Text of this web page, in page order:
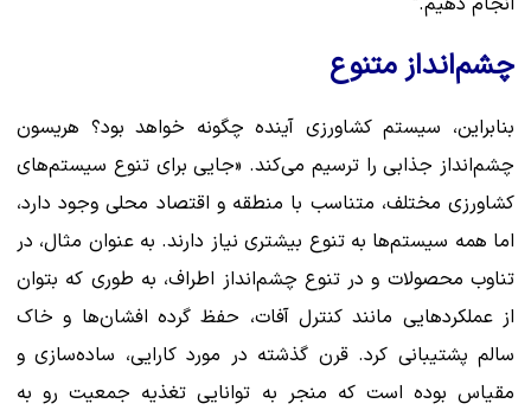
چشم‌انداز متنوع
بنابراین، سیستم کشاورزی آینده چگونه خواهد بود؟ هریسون
چشم‌انداز جذابی را ترسیم می‌کند. «جایی برای تنوع سیستم‌های
کشاورزی مختلف، متناسب با منطقه و اقتصاد محلی وجود دارد،
اما همه سیستم‌ها به تنوع بیشتری نیاز دارند. به عنوان مثال، در
تناوب محصولات و در تنوع چشم‌انداز اطراف، به طوری که بتوان
از عملکردهایی مانند کنترل آفات، حفظ گرده افشان‌ها و خاک
سالم پشتیبانی کرد. قرن گذشته در مورد کارایی، ساده‌سازی و
مقیاس بوده است که منجر به توانایی تغذیه جمعیت رو به